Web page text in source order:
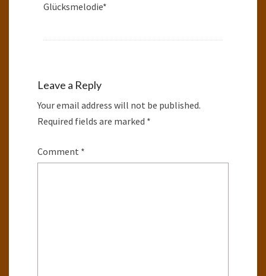
Glücksmelodie*
Leave a Reply
Your email address will not be published.
Required fields are marked *
Comment *